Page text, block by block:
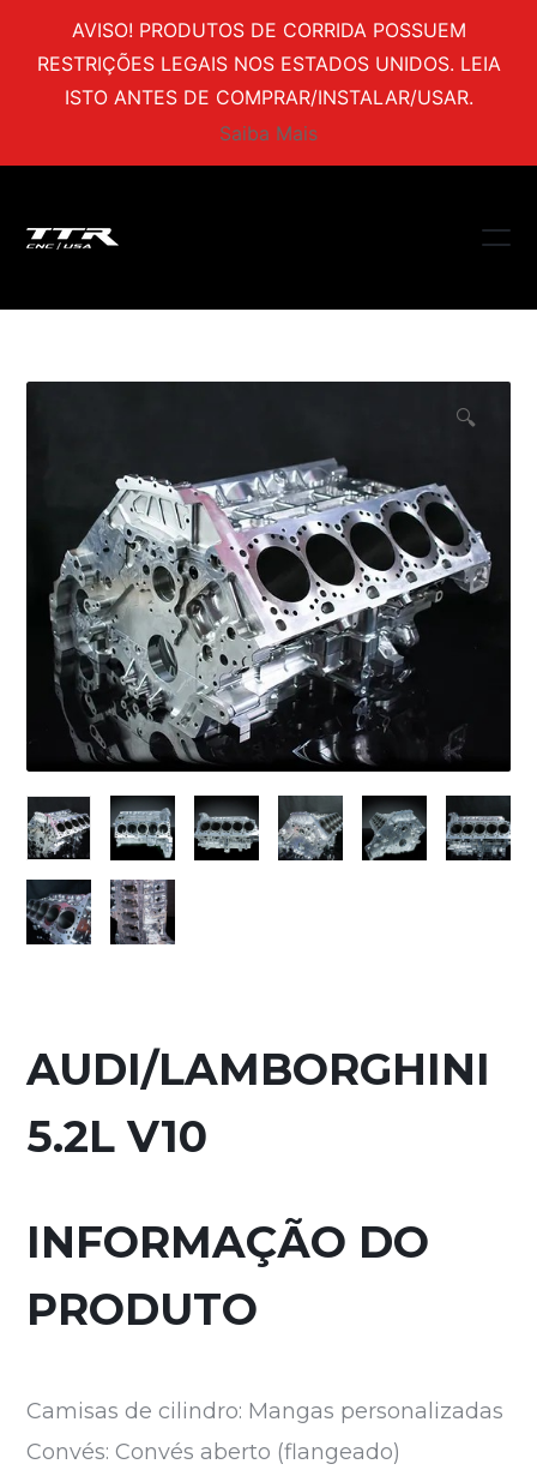
AVISO! PRODUTOS DE CORRIDA POSSUEM
RESTRIÇÕES LEGAIS NOS ESTADOS UNIDOS. LEIA
ISTO ANTES DE COMPRAR/INSTALAR/USAR.
Saiba Mais
🔍
AUDI/LAMBORGHINI
5.2L V10
INFORMAÇÃO DO
PRODUTO
Camisas de cilindro: Mangas personalizadas
Convés: Convés aberto (flangeado)